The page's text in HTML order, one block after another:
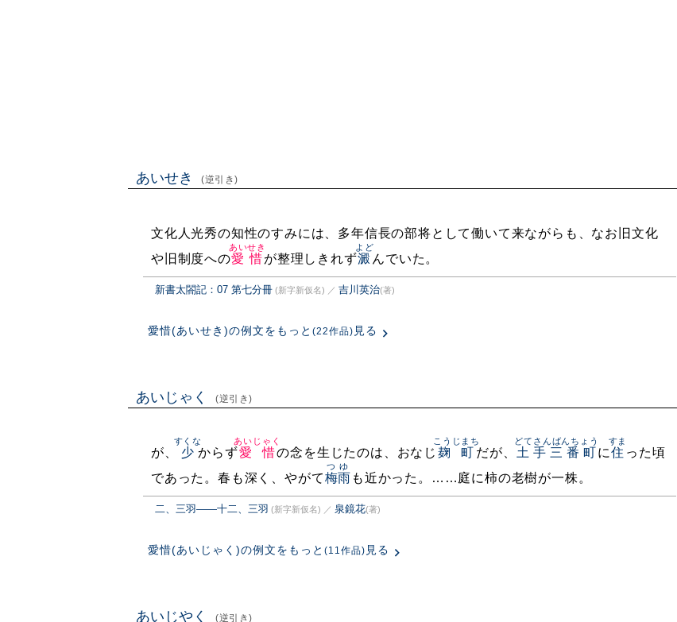
あいせき (逆引き)
文化人光秀の知性のすみには、多年信長の部将として働いて来ながらも、なお旧文化
や旧制度への愛惜
あいせき
が整理しきれず澱
よど
んでいた。
新書太閤記：07 第七分冊 (新字新仮名) ／ 吉川英治(著)
愛惜(あいせき)の例文をもっと (22作品) 見る
あいじゃく (逆引き)
が、 少
すくな
からず愛惜
あいじゃく
の念を生じたのは、おなじ 麹町
こうじまち
だが、 土手三番町
どてさんばんちょう
に住
すま
った頃
であった。春も深く、やがて梅雨
つゆ
も近かった。……庭に柿の老樹が一株。
二、三羽――十二、三羽 (新字新仮名) ／ 泉鏡花(著)
愛惜(あいじゃく)の例文をもっと (11作品) 見る
あいじやく (逆引き)